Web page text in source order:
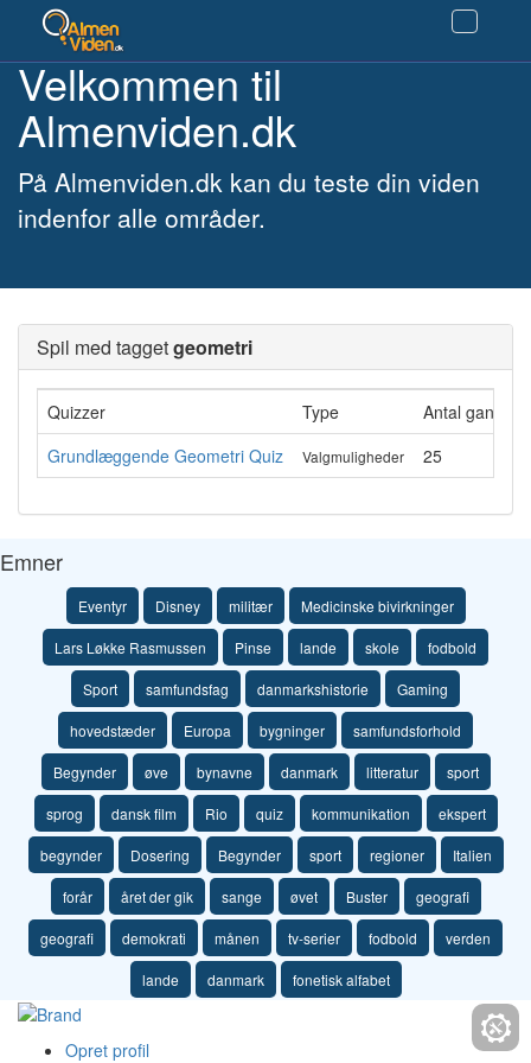
Velkommen til
Almenviden.dk
På Almenviden.dk kan du teste din viden
indenfor alle områder.
Spil med taggetgeometri
Quizzer Type
Antal gange
Grundlæggende Geometri Quiz
Valgmuligheder 25
Emner
Eventyr Disney militær Medicinske bivirkninger
Lars Løkke Rasmussen Pinse lande skole fodbold
Sport samfundsfag danmarkshistorie Gaming
hovedstæder Europa bygninger samfundsforhold
Begynder øve bynavne danmark litteratur sport
sprog dansk film Rio quiz kommunikation ekspert
begynder Dosering Begynder sport regioner Italien
forår året der gik sange øvet Buster geografi
geografi demokrati månen tv-serier fodbold verden
lande danmark fonetisk alfabet
Opret profil